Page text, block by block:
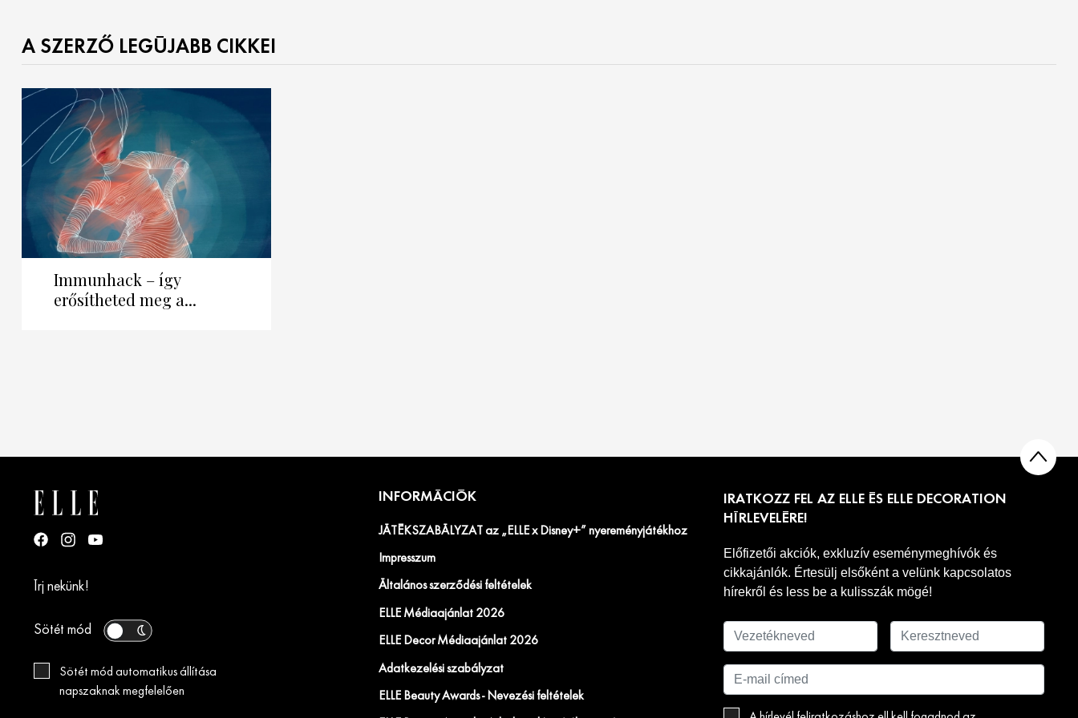
A SZERZŐ LEGÚJABB CIKKEI
Immunhack – így
erősítheted meg a...
Írj nekünk!
Sötét mód
Sötét mód automatikus állítása
napszaknak megfelelően
INFORMÁCIÓK
JÁTÉKSZABÁLYZAT az „ELLE x Disney+” nyereményjátékhoz
Impresszum
Általános szerződési feltételek
ELLE Médiaajánlat 2026
ELLE Decor Médiaajánlat 2026
Adatkezelési szabályzat
ELLE Beauty Awards - Nevezési feltételek
IRATKOZZ FEL AZ ELLE ÉS ELLE DECORATION
HÍRLEVELÉRE!
Előfizetői akciók, exkluzív eseménymeghívók és
cikkajánlók. Értesülj elsőként a velünk kapcsolatos
hírekről és less be a kulisszák mögé!